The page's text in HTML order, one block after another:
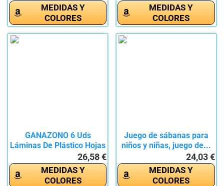
MEDIDAS Y
COLORES
MEDIDAS Y
COLORES
GANAZONO 6 Uds
Láminas De Plástico Hojas
26,58 €
MEDIDAS Y
COLORES
Juego de sábanas para
niños y niñas, juego de...
24,03 €
MEDIDAS Y
COLORES